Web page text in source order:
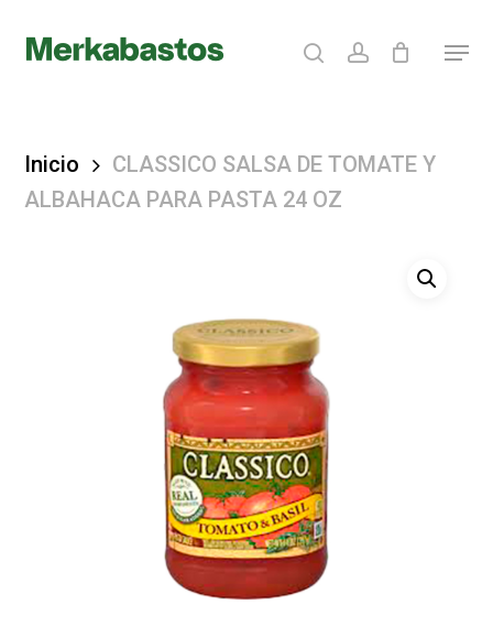
searchaccount Menu
Inicio
CLASSICO SALSA DE TOMATE Y
ALBAHACA PARA PASTA 24 OZ
Close